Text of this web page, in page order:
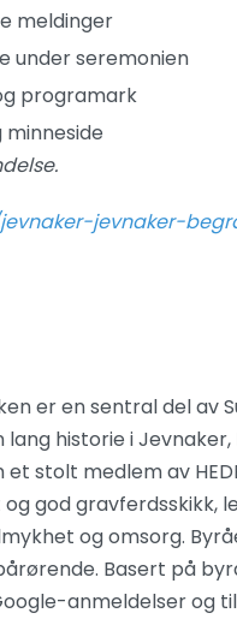
meldinger
under seremonien
programark
minneside
jevnaker-
er en sentral del av
historie i Jevnaker,
et stolt medlem av
god gravferdsskikk,
og omsorg.
Basert på
anmeldelser og